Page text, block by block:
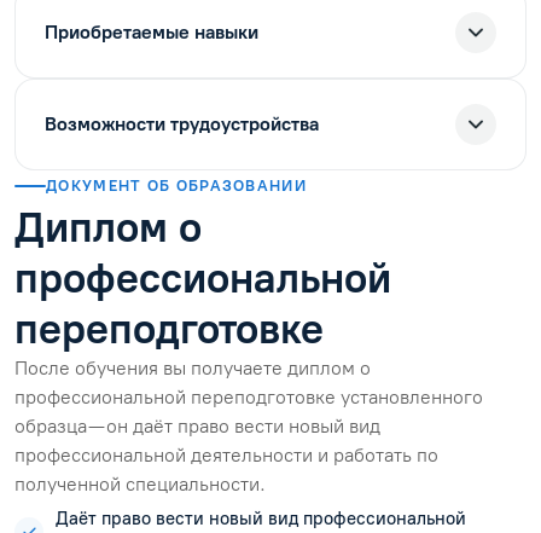
Приобретаемые навыки
Возможности трудоустройства
ДОКУМЕНТ ОБ ОБРАЗОВАНИИ
Диплом о
профессиональной
переподготовке
После обучения вы получаете диплом о
профессиональной переподготовке установленного
образца — он даёт право вести новый вид
профессиональной деятельности и работать по
полученной специальности.
Даёт право вести новый вид профессиональной